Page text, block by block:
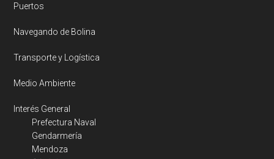
Puertos
Navegando de Bolina
Transporte y Logística
Medio Ambiente
Interés General
Prefectura Naval
Gendarmería
Mendoza